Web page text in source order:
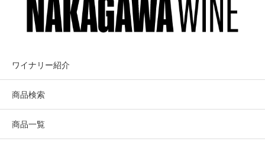
ワイナリー紹介
商品検索
商品一覧